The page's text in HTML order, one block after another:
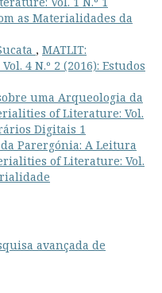
as Materialidades da
, MATLIT:
4 N.º 2 (2016): Estudos
uma Arqueologia da
of Literature: Vol.
Digitais 1
Parergónia: A Leitura
of Literature: Vol.
avançada de